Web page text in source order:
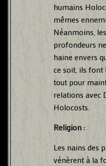
humains
mêmes
Néanmoins,
profondeurs
haine envers
ce soit, ils font
tout pour
relations avec
Holocosts.
Religion :
Les nains des
vénèrent à la